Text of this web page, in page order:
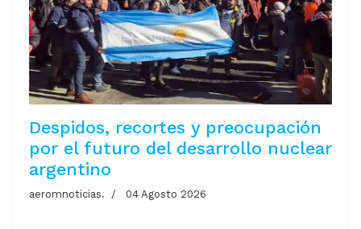
Despidos, recortes y preocupación
por el futuro del desarrollo nuclear
argentino
aeromnoticias. 04 Agosto 2026